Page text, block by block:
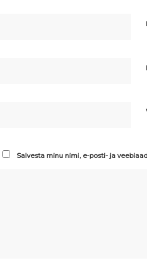
Salvesta minu nimi, e-posti- ja